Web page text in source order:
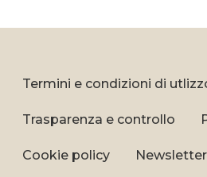
Termini e condizioni di
Trasparenza e controllo
Cookie policy Newsletter